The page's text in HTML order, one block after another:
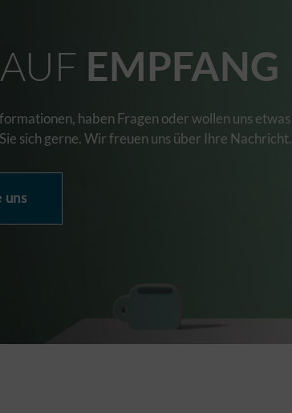
EMPFANG
haben Fragen oder wollen uns etwas
sich gerne. Wir freuen uns über Ihre Nachricht.
uns